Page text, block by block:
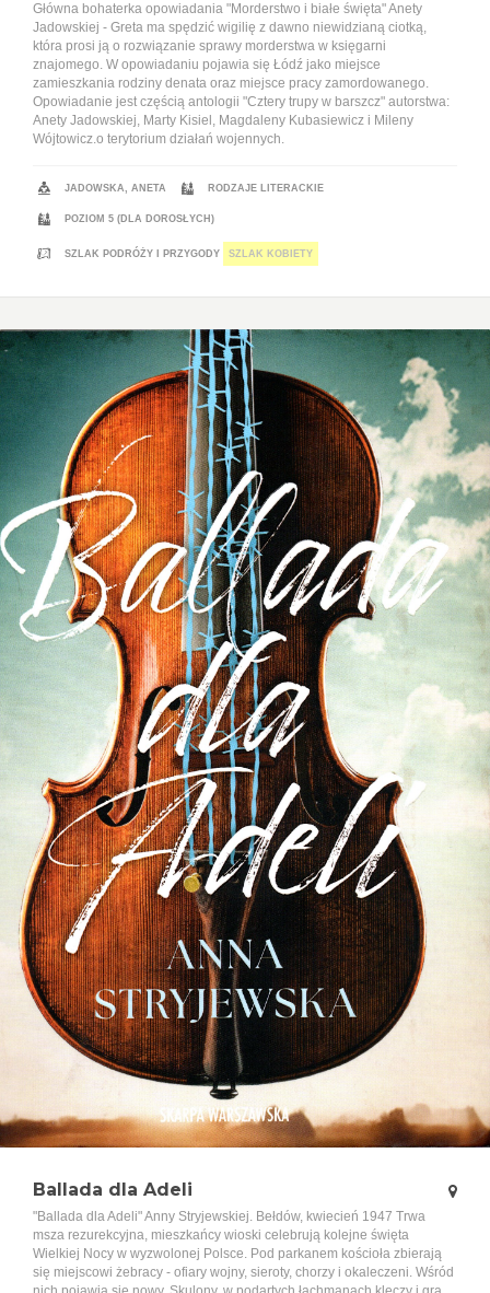
Główna bohaterka opowiadania "Morderstwo i białe święta" Anety
Jadowskiej - Greta ma spędzić wigilię z dawno niewidzianą ciotką,
która prosi ją o rozwiązanie sprawy morderstwa w księgarni
znajomego. W opowiadaniu pojawia się Łódź jako miejsce
zamieszkania rodziny denata oraz miejsce pracy zamordowanego.
Opowiadanie jest częścią antologii "Cztery trupy w barszcz" autorstwa:
Anety Jadowskiej, Marty Kisiel, Magdaleny Kubasiewicz i Mileny
Wójtowicz.o terytorium działań wojennych.
JADOWSKA, ANETA RODZAJE LITERACKIE
POZIOM 5 (DLA DOROSŁYCH)
SZLAK PODRÓŻY I PRZYGODY SZLAK KOBIETY
Ballada dla Adeli
"Ballada dla Adeli" Anny Stryjewskiej. Bełdów, kwiecień 1947 Trwa
msza rezurekcyjna, mieszkańcy wioski celebrują kolejne święta
Wielkiej Nocy w wyzwolonej Polsce. Pod parkanem kościoła zbierają
się miejscowi żebracy - ofiary wojny, sieroty, chorzy i okaleczeni. Wśród